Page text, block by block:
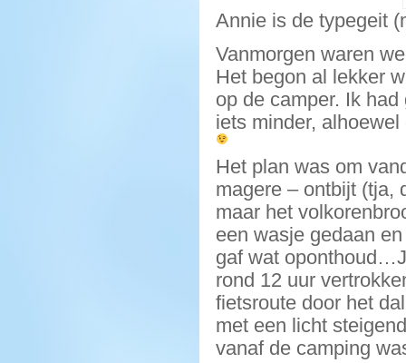
Annie is de typegeit
Vanmorgen waren
Het begon al lekker
op de camper. Ik
iets minder,
Het plan was om
magere – ontbijt (tja,
maar het
een wasje gedaan
gaf wat
rond 12 uur
fietsroute door het
met een licht
vanaf de camping